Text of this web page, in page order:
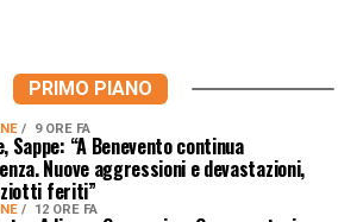
PRIMO PIANO
9 ORE FA
Sappe: “A Benevento continua
Nuove aggressioni e devastazioni,
feriti”
12 ORE FA